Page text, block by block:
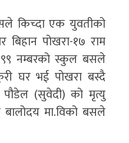
किच्दा एक युवतीको
पोखरा-१७ राम
नम्बरको स्कुल बसले
घर भई पोखरा बस्दै
पौडेल (सुवेदी) को मृत्यु
मा.विको बसले